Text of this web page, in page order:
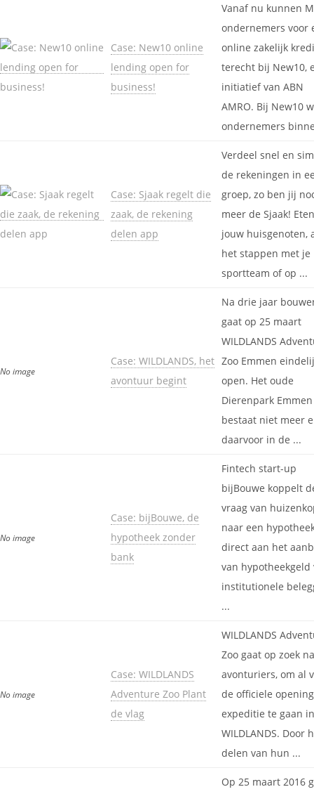
Case: New10 online
lending open for
business!
Vanaf nu kunnen
ondernemers voor
online zakelijk
terecht bij New10,
initiatief van ABN
AMRO. Bij New10
ondernemers
Case: Sjaak regelt die
zaak, de rekening
delen app
Verdeel snel en
de rekeningen in
groep, zo ben jij
meer de Sjaak!
jouw huisgenoten,
het stappen met je
sportteam of op ...
No image
Case: WILDLANDS, het
avontuur begint
Na drie jaar
gaat op 25 maart
WILDLANDS
Zoo Emmen
open. Het oude
Dierenpark Emmen
bestaat niet meer
daarvoor in de ...
No image
Case: bijBouwe, de
hypotheek zonder
bank
Fintech start-up
bijBouwe koppelt
vraag van
naar een
direct aan het
van hypotheekgeld
institutionele
...
No image
Case: WILDLANDS
Adventure Zoo Plant
de vlag
WILDLANDS
Zoo gaat op zoek
avonturiers, om al
de officiele
expeditie te gaan in
WILDLANDS. Door
delen van hun ...
Op 25 maart 2016